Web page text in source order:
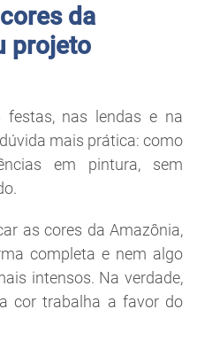
da
projeto
festas, nas lendas e na
mais prática: como
em pintura, sem
as cores da Amazônia,
completa e nem algo
intensos. Na verdade,
cor trabalha a favor do